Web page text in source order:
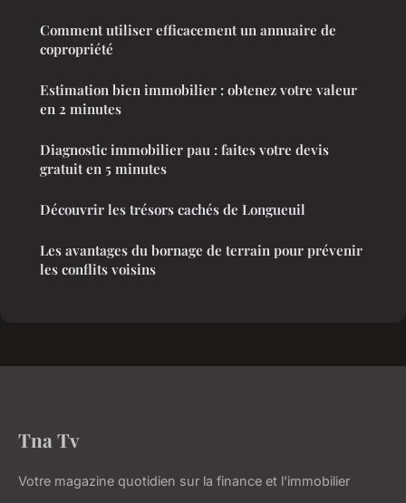
Comment utiliser efficacement un annuaire de
copropriété
Estimation bien immobilier : obtenez votre valeur
en 2 minutes
Diagnostic immobilier pau : faites votre devis
gratuit en 5 minutes
Découvrir les trésors cachés de Longueuil
Les avantages du bornage de terrain pour prévenir
les conflits voisins
Tna Tv
Votre magazine quotidien sur la finance et l'immobilier